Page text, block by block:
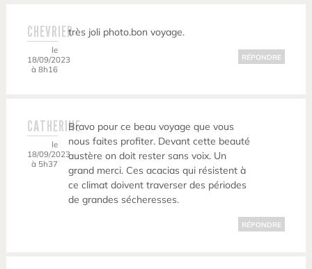
CHEVRIER
le
18/09/2023
à 8h16
très joli photo.bon voyage.
RÉPONDRE
CATHERINE
le
18/09/2023
à 5h37
Bravo pour ce beau voyage que vous
nous faites profiter. Devant cette beauté
austère on doit rester sans voix. Un
grand merci. Ces acacias qui résistent à
ce climat doivent traverser des périodes
de grandes sécheresses.
RÉPONDRE